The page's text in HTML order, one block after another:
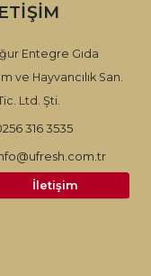
Entegre Gıda
ve Hayvancılık San.
Ltd. Şti.
316 3535
İletişim